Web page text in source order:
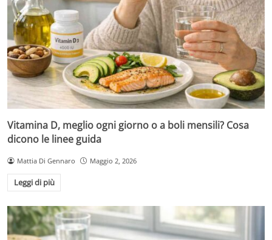
Vitamina D, meglio ogni giorno o a boli mensili? Cosa
dicono le linee guida
Mattia Di Gennaro Maggio 2, 2026
Leggi di più